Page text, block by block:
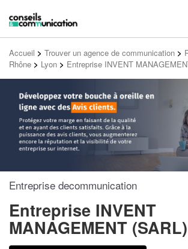
Accueil > Trouver un agence de communication >
Rhône > Lyon > Entreprise INVENT
Entreprise decommunication
Entreprise INVENT
MANAGEMENT (SARL)